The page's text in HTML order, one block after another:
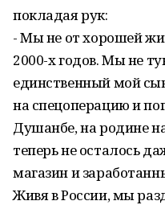
покладая рук:
- Мы не от хорошей
2000-х годов. Мы не
единственный мой
на спецоперацию и
Душанбе, на родине
теперь не осталось
магазин и
Живя в России, мы